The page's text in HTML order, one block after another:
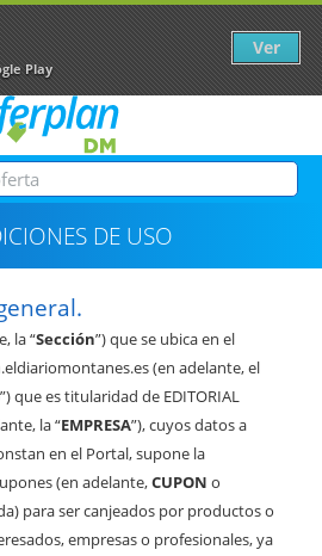
DE USO
la “Sección”) que se ubica en el
(en adelante, el
”) que es titularidad de EDITORIAL
la “EMPRESA”), cuyos datos a
en el Portal, supone la
(en adelante,CUPON o
para ser canjeados por productos o
empresas o profesionales, ya
Play
Ver